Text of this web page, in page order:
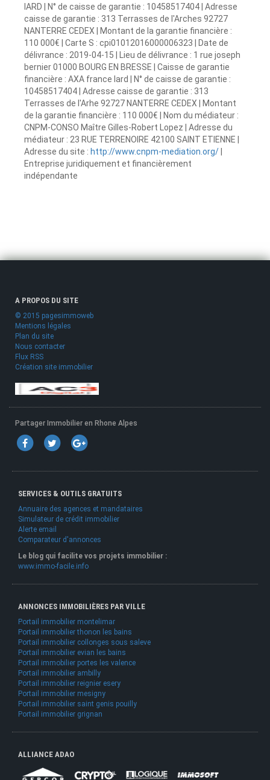
IARD | N° de caisse de garantie : 10458517404 | Adresse
caisse de garantie : 313 Terrasses de l'Arches 92727
NANTERRE CEDEX | Montant de la garantie financière :
110 000€ | Carte S : cpi01012016000006323 | Date de
délivrance : 2019-04-15 | Lieu de délivrance : 1 rue joseph
bernier 01000 BOURG EN BRESSE | Caisse de garantie
financière : AXA france Iard | N° de caisse de garantie :
10458517404 | Adresse caisse de garantie : 313
Terrasses de l'Arhe 92727 NANTERRE CEDEX | Montant
de la garantie financière : 110 000€ | Nom du médiateur :
CNPM-CONSO Maître Gilles-Robert Lopez | Adresse du
médiateur : 23 RUE TERRENOIRE 42100 SAINT ETIENNE |
Adresse du site : http://www.cnpm-mediation.org/|
Entreprise juridiquement et financièrement
indépendante
A PROPOS DU SITE
© 2015 pagesimmoweb
Mentions légales
Plan du site
Nous contacter
Flux RSS
Création site immobilier
Partager Immobilier en Rhone Alpes
SERVICES & OUTILS GRATUITS
Annuaire des agences et mandataires
Simulateur de crédit immobilier
Alerte email
Comparateur d'annonces
Le blog qui facilite vos projets immobilier :
www.immo-facile.info
ANNONCES IMMOBILIÈRES PAR VILLE
Portail immobilier montelimar
Portail immobilier thonon les bains
Portail immobilier collonges sous saleve
Portail immobilier evian les bains
Portail immobilier portes les valence
Portail immobilier ambilly
Portail immobilier reignier esery
Portail immobilier mesigny
Portail immobilier saint genis pouilly
Portail immobilier grignan
ALLIANCE ADAO